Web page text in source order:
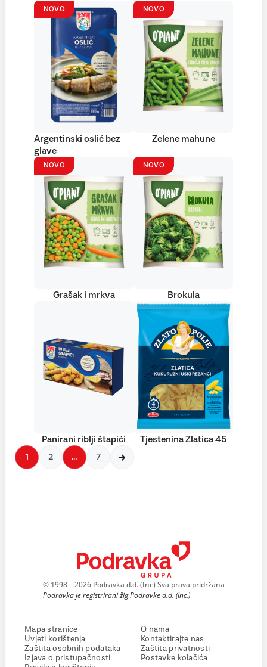
NOVO
Argentinski oslić bez
glave
NOVO
Zelene mahune
NOVO
Grašak i mrkva
NOVO
Brokula
Panirani riblji štapići Tjestenina Zlatica 45
1 2 … 7
© 1998 – 2026 Podravka d.d. (Inc) Sva prava pridržana
Podravka je registrirani žig Podravke d.d. (Inc.)
Mapa stranice
Uvjeti korištenja
Zaštita osobnih podataka
Izjava o pristupačnosti
O nama
Kontaktirajte nas
Zaštita privatnosti
Postavke kolačića